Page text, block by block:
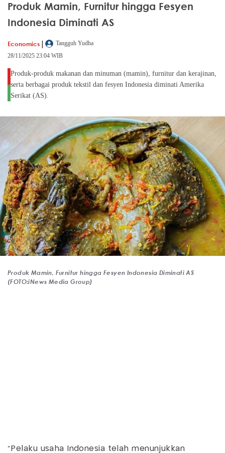
Produk Mamin, Furnitur hingga Fesyen
Indonesia Diminati AS
Economics |
Tangguh Yudha
28/11/2025 23:04 WIB
Produk-produk makanan dan minuman (mamin), furnitur dan kerajinan,
serta berbagai produk tekstil dan fesyen Indonesia diminati Amerika
Serikat (AS).
Produk Mamin, Furnitur hingga Fesyen Indonesia Diminati AS
(FOTO:iNews Media Group)
“Pelaku usaha Indonesia telah menunjukkan